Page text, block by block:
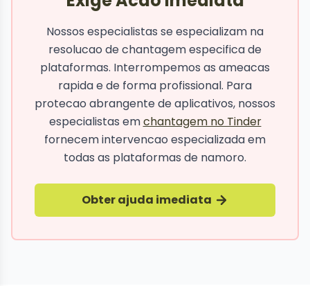
Nossos especialistas se especializam na
resolucao de chantagem especifica de
plataformas. Interrompemos as ameacas
rapida e de forma profissional. Para
protecao abrangente de aplicativos, nossos
especialistas emchantagem no Tinder
fornecem intervencao especializada em
todas as plataformas de namoro.
Obter ajuda imediata